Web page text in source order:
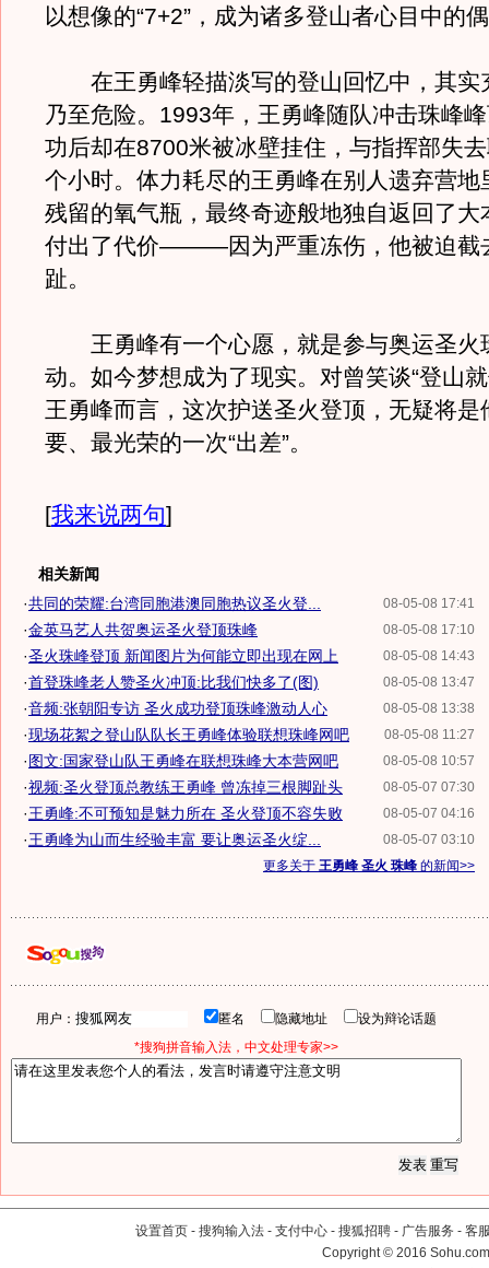
以想像的“7+2”，成为诸多登山者心目中的
在王勇峰轻描淡写的登山回忆中，其实
乃至危险。1993年，王勇峰随队冲击珠峰
功后却在8700米被冰壁挂住，与指挥部失
个小时。体力耗尽的王勇峰在别人遗弃营地
残留的氧气瓶，最终奇迹般地独自返回了大
付出了代价———因为严重冻伤，他被迫截
趾。
王勇峰有一个心愿，就是参与奥运圣火
动。如今梦想成为了现实。对曾笑谈“登山
王勇峰而言，这次护送圣火登顶，无疑将是
要、最光荣的一次“出差”。
[我来说两句]
相关新闻
08-05-08 17:41
·共同的荣耀:台湾同胞港澳同胞热议圣火登...
08-05-08 17:10
·金英马艺人共贺奥运圣火登顶珠峰
08-05-08 14:43
·圣火珠峰登顶 新闻图片为何能立即出现在网上
08-05-08 13:47
·首登珠峰老人赞圣火冲顶:比我们快多了(图)
08-05-08 13:38
·音频:张朝阳专访 圣火成功登顶珠峰激动人心
08-05-08 11:27
·现场花絮之登山队队长王勇峰体验联想珠峰网吧
08-05-08 10:57
·图文:国家登山队王勇峰在联想珠峰大本营网吧
08-05-07 07:30
·视频:圣火登顶总教练王勇峰 曾冻掉三根脚趾头
08-05-07 04:16
·王勇峰:不可预知是魅力所在 圣火登顶不容失败
08-05-07 03:10
·王勇峰为山而生经验丰富 要让奥运圣火绽...
更多关于 王勇峰 圣火 珠峰 的新闻>>
用户： 匿名 隐藏地址
设为辩论话题
*搜狗拼音输入法，中文处理专家>>
设置首页 - 搜狗输入法 - 支付中心 - 搜狐招聘 - 广告服务 - 客
Copyright©2016